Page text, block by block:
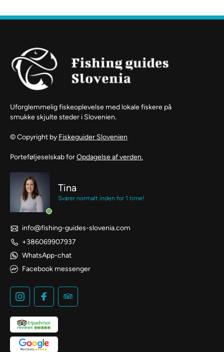
Uforglemmelig fiskeoplevelse med lokale fiskere på
smukke skjulte steder i Slovenien.
© Copyright by Fiskeguider Slovenien
Porteføljeselskab forOpdagelse af verden.
Tina
Svarer normalt inden for 1 time!
info@fishing-guides-slovenia.com
+386069907937
WhatsApp-chat
Facebook messenger